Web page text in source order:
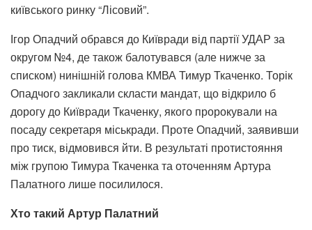
київського ринку “Лісовий”.
Ігор Опадчий обрався до Київради від партії УДАР за
округом №4, де також балотувався (але нижче за
списком) нинішній голова КМВА Тимур Ткаченко. Торік
Опадчого закликали скласти мандат, що відкрило б
дорогу до Київради Ткаченку, якого пророкували на
посаду секретаря міськради. Проте Опадчий, заявивши
про тиск, відмовився йти. В результаті протистояння
між групою Тимура Ткаченка та оточенням Артура
Палатного лише посилилося.
Хто такий Артур Палатний